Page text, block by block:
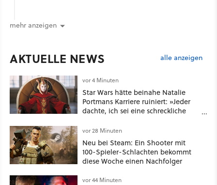
mehr anzeigen
AKTUELLE NEWS alle anzeigen
vor 4 Minuten
Star Wars hätte beinahe Natalie
Portmans Karriere ruiniert: »Jeder
dachte, ich sei eine schreckliche
vor 28 Minuten
Neu bei Steam: Ein Shooter mit
100-Spieler-Schlachten bekommt
diese Woche einen Nachfolger
vor 44 Minuten